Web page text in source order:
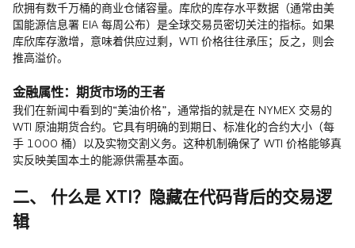
欣拥有数千万桶的商业仓储容量。库欣的库存水平数据（通常由美
国能源信息署 EIA 每周公布）是全球交易员密切关注的指标。如果
库欣库存激增，意味着供应过剩，WTI 价格往往承压；反之，则会
推高溢价。
金融属性：期货市场的王者
我们在新闻中看到的“美油价格”，通常指的就是在 NYMEX 交易的
WTI 原油期货合约。它具有明确的到期日、标准化的合约大小（每
手 1000 桶）以及实物交割义务。这种机制确保了 WTI 价格能够真
实反映美国本土的能源供需基本面。
二、 什么是 XTI？隐藏在代码背后的交易逻
辑